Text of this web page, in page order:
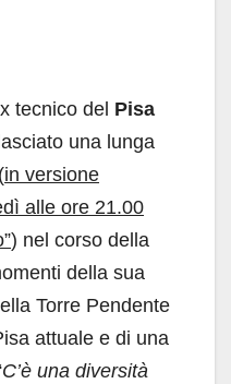
tecnico del Pisa
una lunga
(in versione
alle ore 21.00
) nel corso della
della sua
Torre Pendente
attuale e di una
C’è una diversità